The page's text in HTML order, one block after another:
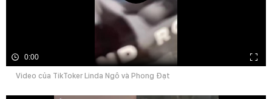
0:00
Video của TikToker Linda Ngô và Phong Đạt